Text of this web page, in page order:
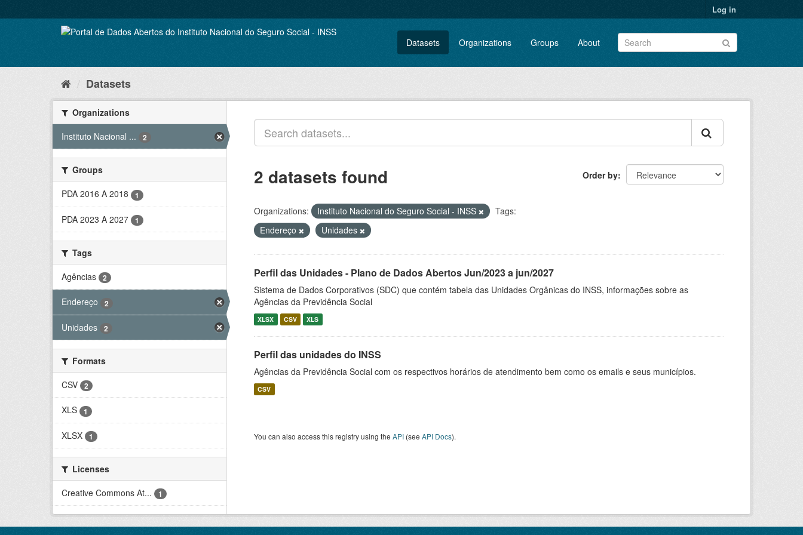
to
Log in
Datasets Organizations Groups About
Datasets
Organizations
Instituto Nacional ...
2
Groups
PDA 2016 A 2018
1
PDA 2023 A 2027 1
Tags
Agências
2
Endereço 2
Unidades 2
Formats
CSV
2
XLS 1
XLSX 1
Licenses
Creative Commons At...
1
Order by
2 datasets found
Organizations: Instituto Nacional do Seguro Social - INSS
Tags:
Endereço
Unidades
Perfil das Unidades - Plano de Dados Abertos Jun/2023 a jun/2027
Sistema de Dados Corporativos (SDC) que contém tabela das Unidades Orgânicas do INSS, informações sobre as
Agências da Previdência Social
XLSX CSV XLS
Perfil das unidades do INSS
Agências da Previdência Social com os respectivos horários de atendimento bem como os emails e seus municípios.
CSV
You can also access this registry using the API (see API Docs).